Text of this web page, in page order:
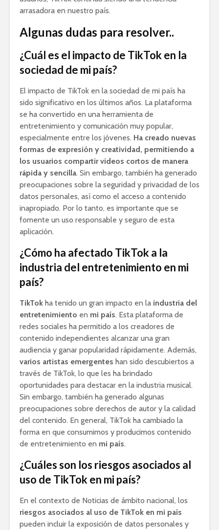
arrasadora en nuestro país.
Algunas dudas para resolver..
¿Cuál es el impacto de TikTok en la
sociedad de mi país?
El impacto de TikTok en la sociedad de mi país ha
sido significativo en los últimos años. La plataforma
se ha convertido en una herramienta de
entretenimiento y comunicación muy popular,
especialmente entre los jóvenes. Ha creado nuevas
formas de expresión y creatividad, permitiendo a
los usuarios compartir videos cortos de manera
rápida y sencilla. Sin embargo, también ha generado
preocupaciones sobre la seguridad y privacidad de los
datos personales, así como el acceso a contenido
inapropiado. Por lo tanto, es importante que se
fomente un uso responsable y seguro de esta
aplicación.
¿Cómo ha afectado TikTok a la
industria del entretenimiento en mi
país?
TikTok ha tenido un gran impacto en la industria del
entretenimiento en mi país. Esta plataforma de
redes sociales ha permitido a los creadores de
contenido independientes alcanzar una gran
audiencia y ganar popularidad rápidamente. Además,
varios artistas emergentes han sido descubiertos a
través de TikTok, lo que les ha brindado
oportunidades para destacar en la industria musical.
Sin embargo, también ha generado algunas
preocupaciones sobre derechos de autor y la calidad
del contenido. En general, TikTok ha cambiado la
forma en que consumimos y producimos contenido
de entretenimiento en mi país.
¿Cuáles son los riesgos asociados al
uso de TikTok en mi país?
En el contexto de Noticias de ámbito nacional, los
riesgos asociados al uso de TikTok en mi país
pueden incluir la exposición de datos personales y